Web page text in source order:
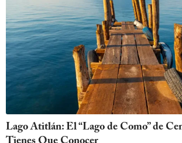
Lago Atitlán: El “Lago de Como” de